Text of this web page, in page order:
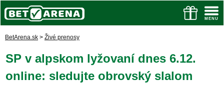
BetArena.sk > Živé prenosy
SP v alpskom lyžovaní dnes 6.12.
online: sledujte obrovský slalom